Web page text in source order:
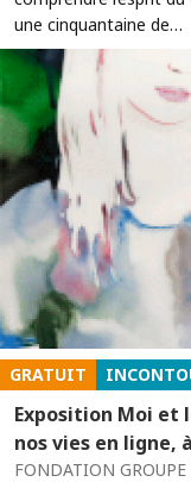
une cinquantaine de…
GRATUIT
Exposition Moi et
nos vies en ligne,
FONDATION GROUPE